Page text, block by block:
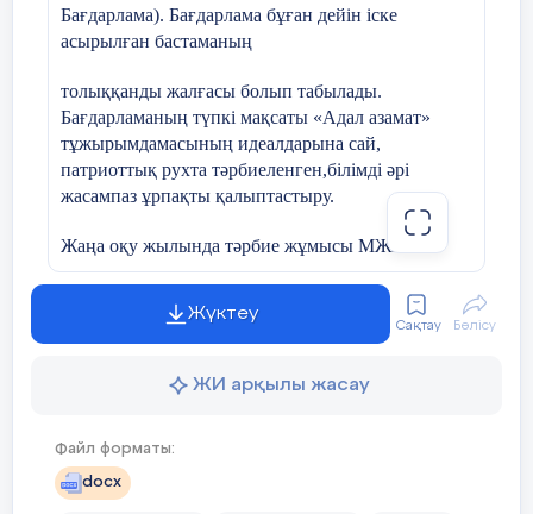
Бағдарлама). Бағдарлама бұған дейін іске
асырылған бастаманың
толыққанды жалғасы болып табылады.
Бағдарламаның түпкі мақсаты «Адал азамат»
тұжырымдамасының идеалдарына сай,
патриоттық рухта тәрбиеленген,білімді әрі
жасампаз ұрпақты қалыптастыру.
Жаңа оқу жылында тәрбие жұмысы МЖМББС
сәйкес айқындалған 6 негізгі 6құндылық
Бағдарлама мазмұнына сәйкес ай сайын
өткізілетін тұрақты іс-шаралар білім
алушылардың біртұтас тұлғасын қалыптастыруға
•Қыркүйек – еңбекқорлық және кәсіби
біліктілік айы;
Жүктеу
Сақтау Бөлісу
ЖИ арқылы жасау
Файл форматы:
docx